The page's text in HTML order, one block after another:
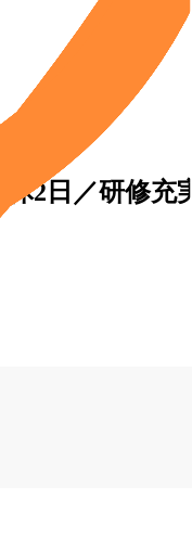
2日／研修充実